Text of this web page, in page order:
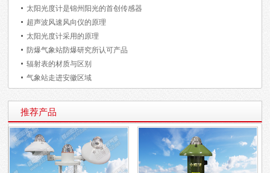
太阳光度计是锦州阳光的首创传感器
超声波风速风向仪的原理
太阳光度计采用的原理
防爆气象站防爆研究所认可产品
辐射表的材质与区别
气象站走进安徽区域
推荐产品